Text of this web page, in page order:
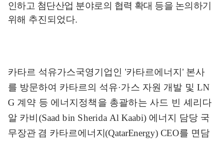
인하고 첨단산업 분야로의 협력 확대 등을 논의하기
위해 추진되었다.
카타르 석유가스국영기업인 '카타르에너지 ' 본사
를 방문하여 카타르의 석유·가스 자원 개발 및 LN
G 계약 등 에너지정책을 총괄하는 사드 빈 셰리 다
알 카비 (Saadbin Sherida AlKaabi) 에너지 담당 국
무장관 겸 카타르에너지(QatarEnergy) CEO를 면담